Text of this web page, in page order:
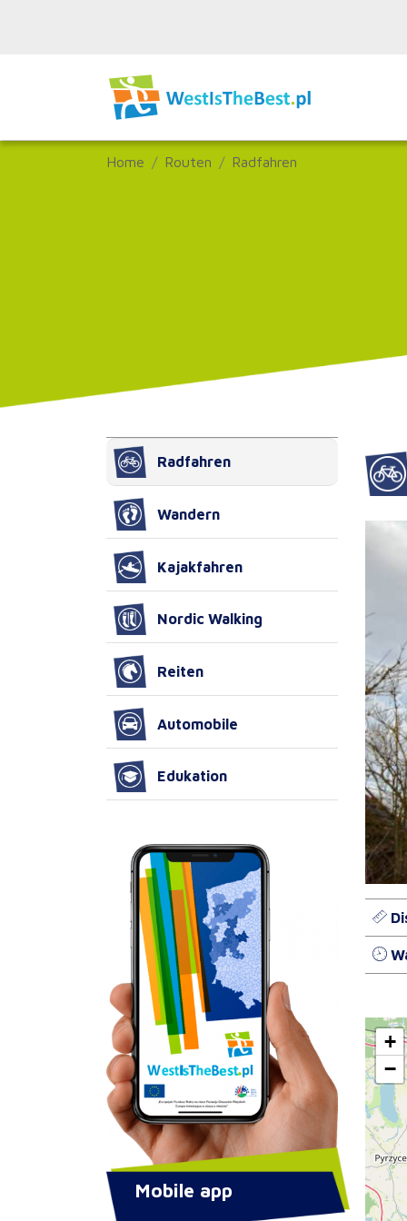
Home Routen Radfahren
+
−
Radfahren
Wandern
Kajakfahren
Nordic Walking
Reiten
Automobile
Edukation
Mobile app